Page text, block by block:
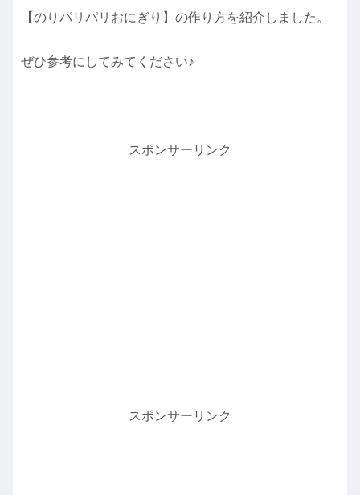
【のりパリパリおにぎり】の作り方を紹介しました。
ぜひ参考にしてみてください♪
スポンサーリンク
スポンサーリンク